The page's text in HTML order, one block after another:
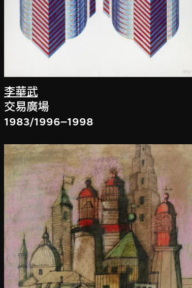
李華武
交易廣場
1983/1996–1998